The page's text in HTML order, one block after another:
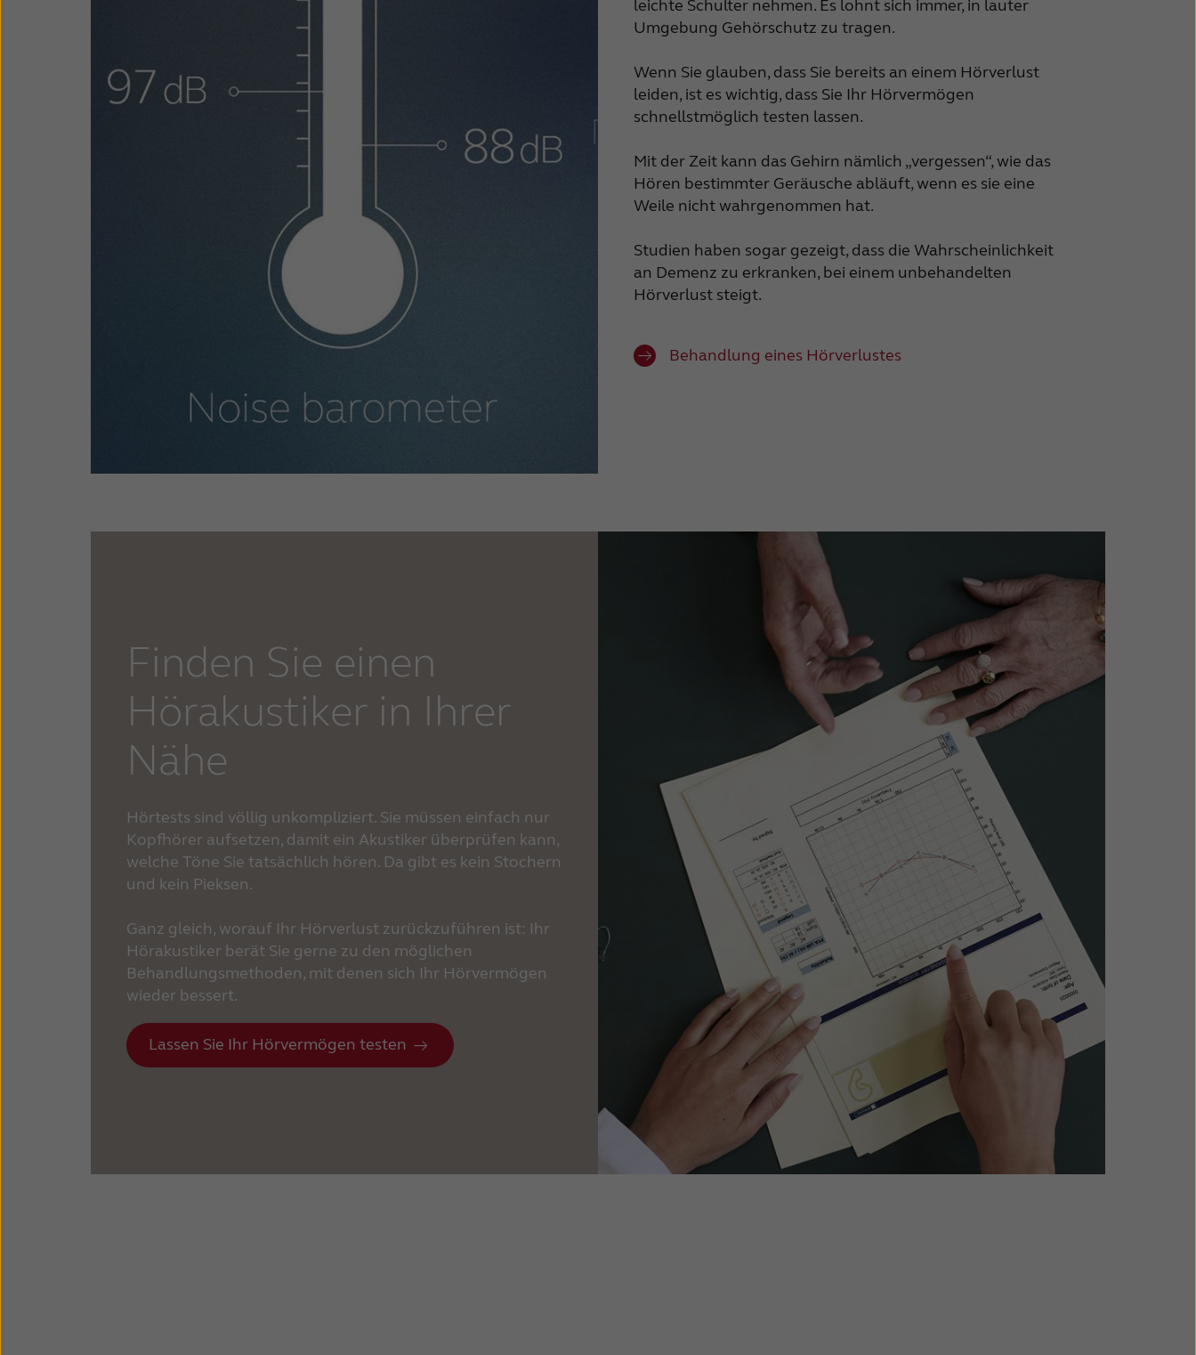
leichte Schulter nehmen. Es lohnt sich immer, in lauter
Umgebung Gehörschutz zu tragen.
Wenn Sie glauben, dass Sie bereits an einem Hörverlust
leiden, ist es wichtig, dass Sie Ihr Hörvermögen
schnellstmöglich testen lassen.
Mit der Zeit kann das Gehirn nämlich „vergessen“, wie das
Hören bestimmter Geräusche abläuft, wenn es sie eine
Weile nicht wahrgenommen hat.
Studien haben sogar gezeigt, dass die Wahrscheinlichkeit
an Demenz zu erkranken, bei einem unbehandelten
Hörverlust steigt.
Behandlung eines Hörverlustes
Finden Sie einen
Hörakustiker in Ihrer
Nähe
Hörtests sind völlig unkompliziert. Sie müssen einfach nur
Kopfhörer aufsetzen, damit ein Akustiker überprüfen kann,
welche Töne Sie tatsächlich hören. Da gibt es kein Stochern
und kein Pieksen.
Ganz gleich, worauf Ihr Hörverlust zurückzuführen ist: Ihr
Hörakustiker berät Sie gerne zu den möglichen
Behandlungsmethoden, mit denen sich Ihr Hörvermögen
wieder bessert.
Lassen Sie Ihr Hörvermögen testen